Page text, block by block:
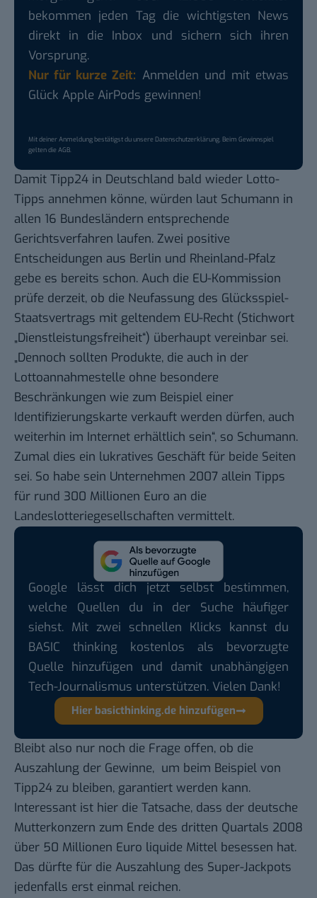
bekommen jeden Tag die wichtigsten News
direkt in die Inbox und sichern sich ihren
Vorsprung.
Nur für kurze Zeit: Anmelden und mit etwas
Glück Apple AirPods gewinnen!
Mit deiner Anmeldung bestätigst du unsere Datenschutzerklärung. Beim Gewinnspiel
gelten dieAGB.
Damit Tipp24 in Deutschland bald wieder Lotto-
Tipps annehmen könne, würden laut Schumann in
allen 16 Bundesländern entsprechende
Gerichtsverfahren laufen. Zwei positive
Entscheidungen aus Berlin und Rheinland-Pfalz
gebe es bereits schon. Auch die EU-Kommission
prüfe derzeit, ob die Neufassung des Glücksspiel-
Staatsvertrags mit geltendem EU-Recht (Stichwort
„Dienstleistungsfreiheit“) überhaupt vereinbar sei.
„Dennoch sollten Produkte, die auch in der
Lottoannahmestelle ohne besondere
Beschränkungen wie zum Beispiel einer
Identifizierungskarte verkauft werden dürfen, auch
weiterhin im Internet erhältlich sein“, so Schumann.
Zumal dies ein lukratives Geschäft für beide Seiten
sei. So habe sein Unternehmen 2007 allein Tipps
für rund 300 Millionen Euro an die
Landeslotteriegesellschaften vermittelt.
Google lässt dich jetzt selbst bestimmen,
welche Quellen du in der Suche häufiger
siehst. Mit zwei schnellen Klicks kannst du
BASIC thinking kostenlos als bevorzugte
Quelle hinzufügen und damit unabhängigen
Tech-Journalismus unterstützen. Vielen Dank!
Hier basicthinking.de hinzufügen
Bleibt also nur noch die Frage offen, ob die
Auszahlung der Gewinne, um beim Beispiel von
Tipp24 zu bleiben, garantiert werden kann.
Interessant ist hier die Tatsache, dass der deutsche
Mutterkonzern zum Ende des dritten Quartals 2008
über 50 Millionen Euro liquide Mittel besessen hat.
Das dürfte für die Auszahlung des Super-Jackpots
jedenfalls erst einmal reichen.